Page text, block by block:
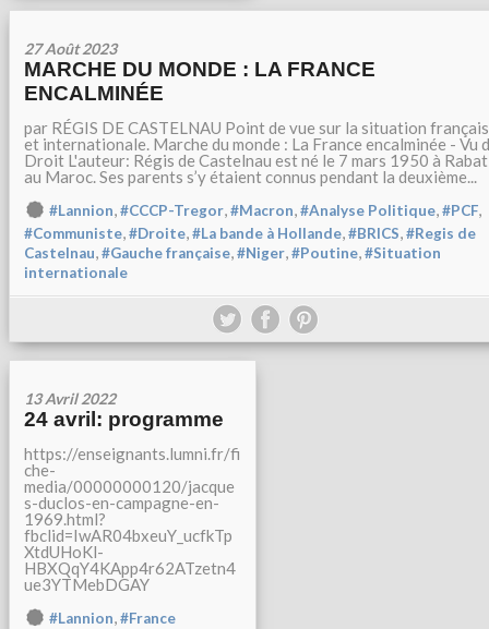
27 Août 2023
MARCHE DU MONDE : LA FRANCE
ENCALMINÉE
par RÉGIS DE CASTELNAU Point de vue sur la situation
et internationale. Marche du monde : La France encalminée - Vu
Droit L'auteur: Régis de Castelnau est né le 7 mars 1950 à Rabat
au Maroc. Ses parents s’y étaient connus pendant la deuxième...
#Lannion,#CCCP-Tregor,#Macron,#Analyse Politique,#PCF,
#Communiste,#Droite,#La bande à Hollande,#BRICS,#Regis de
Castelnau,#Gauche française,#Niger,#Poutine,#Situation
internationale
13 Avril 2022
24 avril: programme
https://enseignants.lumni.fr/fi
che-
media/00000000120/jacque
s-duclos-en-campagne-en-
1969.html?
fbclid=IwAR04bxeuY_ucfkTp
XtdUHoKl-
HBXQqY4KApp4r62ATzetn4
ue3YTMebDGAY
#Lannion,#France